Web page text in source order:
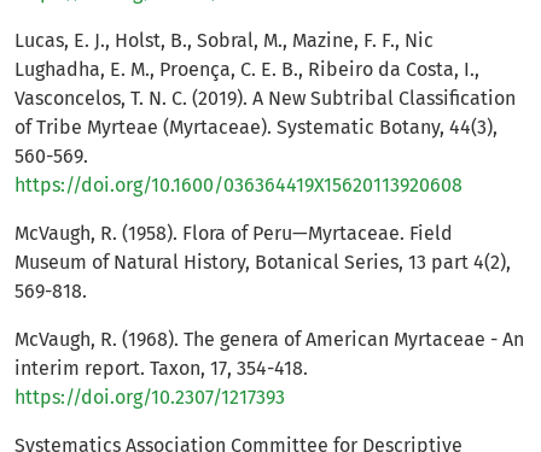
Lucas, E. J., Holst, B., Sobral, M., Mazine, F. F., Nic
Lughadha, E. M., Proença, C. E. B., Ribeiro da Costa, I.,
Vasconcelos, T. N. C. (2019). A New Subtribal Classification
of Tribe Myrteae (Myrtaceae). Systematic Botany, 44(3),
560-569.
https://doi.org/10.1600/036364419X15620113920608
McVaugh, R. (1958). Flora of Peru—Myrtaceae. Field
Museum of Natural History, Botanical Series, 13 part 4(2),
569-818.
McVaugh, R. (1968). The genera of American Myrtaceae - An
interim report. Taxon, 17, 354-418.
https://doi.org/10.2307/1217393
Systematics Association Committee for Descriptive